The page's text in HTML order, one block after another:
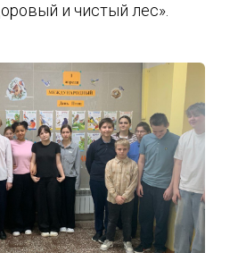
и чистый лес».